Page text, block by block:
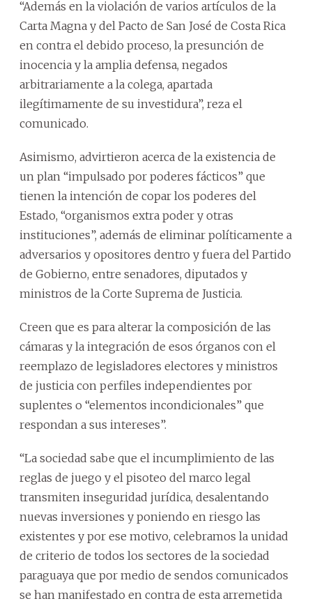
“Además en la violación de varios artículos de la
Carta Magna y del Pacto de San José de Costa Rica
en contra el debido proceso, la presunción de
inocencia y la amplia defensa, negados
arbitrariamente a la colega, apartada
ilegítimamente de su investidura”, reza el
comunicado.
Asimismo, advirtieron acerca de la existencia de
un plan “impulsado por poderes fácticos” que
tienen la intención de copar los poderes del
Estado, “organismos extra poder y otras
instituciones”, además de eliminar políticamente a
adversarios y opositores dentro y fuera del Partido
de Gobierno, entre senadores, diputados y
ministros de la Corte Suprema de Justicia.
Creen que es para alterar la composición de las
cámaras y la integración de esos órganos con el
reemplazo de legisladores electores y ministros
de justicia con perfiles independientes por
suplentes o “elementos incondicionales” que
respondan a sus intereses”.
“La sociedad sabe que el incumplimiento de las
reglas de juego y el pisoteo del marco legal
transmiten inseguridad jurídica, desalentando
nuevas inversiones y poniendo en riesgo las
existentes y por ese motivo, celebramos la unidad
de criterio de todos los sectores de la sociedad
paraguaya que por medio de sendos comunicados
se han manifestado en contra de esta arremetida